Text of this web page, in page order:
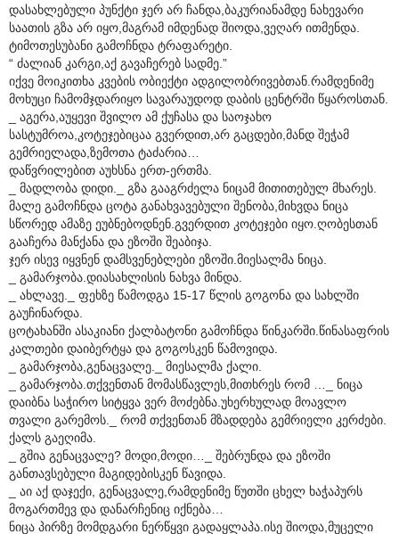
დასახლებული პუნქტი ჯერ არ ჩანდა,ბაკურიანამდე ნახევარი
საათის გზა არ იყო,მაგრამ იმდენად შიოდა,ვეღარ ითმენდა.
ტიმოთესუბანი გამოჩნდა ტრაფარეტი.
“ ძალიან კარგი,აქ გავაჩერებ სადმე.”
იქვე მოიკითხა კვების ობიექტი ადგილობრივებთან.რამდენიმე
მოხუცი ჩამომჯდარიყო სავარაუდოდ დაბის ცენტრში წყაროსთან.
_ აგერა,აუყევი შვილო ამ ქუჩასა და საოჯახო
სასტუმროა,კოტეჯებიცაა გვერდით,არ გაცდები,მანდ შეჭამ
გემრიელადა,ზემოთა ტაძარია…
დაწვრილებით აუხსნა ერთ-ერთმა.
_ მადლობა დიდი._ გზა გააგრძელა ნიცამ მითითებულ მხარეს.
მალე გამოჩნდა ცოტა განახვავებული შენობა,მიხვდა ნიცა
სწორედ ამაზე ეუბნებოდნენ.გვერდით კოტეჯები იყო.ღობესთან
გააჩერა მანქანა და ეზოში შეაბიჯა.
ჯერ ისევ იყვნენ დამსვენებლები ეზოში.მიესალმა ნიცა.
_ გამარჯობა.დიასახლისის ნახვა მინდა.
_ ახლავე._ ფეხზე წამოდგა 15-17 წლის გოგონა და სახლში
გაუჩინარდა.
ცოტახანში ასაკიანი ქალბატონი გამოჩნდა წინკარში.წინასაფრის
კალთები დაიბერტყა და გოგოსკენ წამოვიდა.
_ გამარჯობა,გენაცვალე._ მიესალმა ქალი.
_ გამარჯობა.თქვენთან მომასწავლეს,მითხრეს რომ …_ ნიცა
დაიბნა საჭირო სიტყვა ვერ მოძებნა.უხერხულად მოავლო
თვალი გარემოს._ რომ თქვენთან მზადდება გემრიელი კერძები.
ქალს გაეღიმა.
_ გშია გენაცვალე? მოდი,მოდი…_ შებრუნდა და ეზოში
განთავსებული მაგიდებისკენ წავიდა.
_ აი აქ დაჯექი, გენაცვალე,რამდენიმე წუთში ცხელ ხაჭაპურს
მოგართმევ და დანარჩენიც იქნება…
ნიცა პირზე მომდგარი ნერწყვი გადაყლაპა.ისე შიოდა,მუცელი